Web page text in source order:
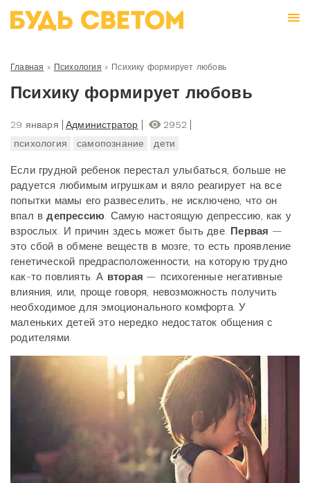
Главная » Психология » Психику формирует любовь
Психику формирует любовь
29 января Администратор
2952
психология
самопознание дети
Если грудной ребенок перестал улыбаться, больше не
радуется любимым игрушкам и вяло реагирует на все
попытки мамы его развеселить, не исключено, что он
впал вдепрессию. Самую настоящую депрессию, как у
взрослых. И причин здесь может быть две. Первая —
это сбой в обмене веществ в мозге, то есть проявление
генетической предрасположенности, на которую трудно
как-то повлиять. А вторая — психогенные негативные
влияния, или, проще говоря, невозможность получить
необходимое для эмоционального комфорта. У
маленьких детей это нередко недостаток общения с
родителями.